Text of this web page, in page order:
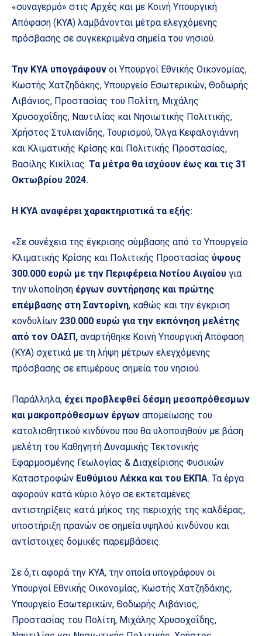
«συναγερμό» στις Αρχές και με Κοινή Υπουργική
Απόφαση (ΚΥΑ) λαμβάνονται μέτρα ελεγχόμενης
πρόσβασης σε συγκεκριμένα σημεία του νησιού.
Την ΚΥΑ υπογράφουν οι Υπουργοί Εθνικής Οικονομίας,
Κωστής Χατζηδάκης, Υπουργείο Εσωτερικών, Θοδωρής
Λιβάνιος, Προστασίας του Πολίτη, Μιχάλης
Χρυσοχοΐδης, Ναυτιλίας και Νησιωτικής Πολιτικής,
Χρήστος Στυλιανίδης, Τουρισμού, Όλγα Κεφαλογιάννη
και Κλιματικής Κρίσης και Πολιτικής Προστασίας,
Βασίλης Κικίλιας. Τα μέτρα θα ισχύουν έως και τις 31
Οκτωβρίου 2024.
Η ΚΥΑ αναφέρει χαρακτηριστικά τα εξής:
«Σε συνέχεια της έγκρισης σύμβασης από το Υπουργείο
Κλιματικής Κρίσης και Πολιτικής Προστασίας ύψους
300.000 ευρώ με την Περιφέρεια Νοτίου Αιγαίου για
την υλοποίηση έργων συντήρησης και πρώτης
επέμβασης στη Σαντορίνη, καθώς και την έγκριση
κονδυλίων 230.000 ευρώ για την εκπόνηση μελέτης
από τον ΟΑΣΠ, αναρτήθηκε Κοινή Υπουργική Απόφαση
(ΚΥΑ) σχετικά με τη λήψη μέτρων ελεγχόμενης
πρόσβασης σε επιμέρους σημεία του νησιού.
Παράλληλα, έχει προβλεφθεί δέσμη μεσοπρόθεσμων
και μακροπρόθεσμων έργων απομείωσης του
κατολισθητικού κινδύνου που θα υλοποιηθούν με βάση
μελέτη του Καθηγητή Δυναμικής Τεκτονικής
Εφαρμοσμένης Γεωλογίας & Διαχείρισης Φυσικών
Καταστροφών Ευθύμιου Λέκκα και του ΕΚΠΑ. Τα έργα
αφορούν κατά κύριο λόγο σε εκτεταμένες
αντιστηρίξεις κατά μήκος της περιοχής της καλδέρας,
υποστήριξη πρανών σε σημεία υψηλού κινδύνου και
αντίστοιχες δομικές παρεμβάσεις.
Σε ό,τι αφορά την ΚΥΑ, την οποία υπογράφουν οι
Υπουργοί Εθνικής Οικονομίας, Κωστής Χατζηδάκης,
Υπουργείο Εσωτερικών, Θοδωρής Λιβάνιος,
Προστασίας του Πολίτη, Μιχάλης Χρυσοχοΐδης,